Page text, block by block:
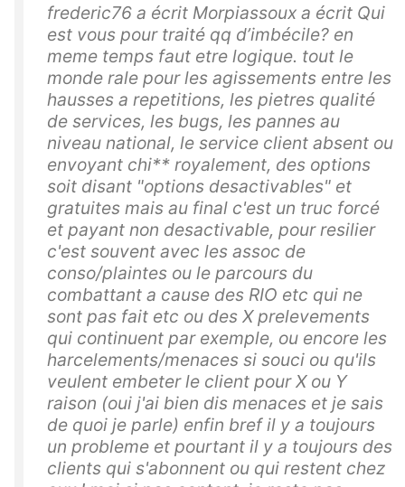
frederic76 a écrit Morpiassoux a écrit Qui
est vous pour traité qq d’imbécile? en
meme temps faut etre logique. tout le
monde rale pour les agissements entre les
hausses a repetitions, les pietres qualité
de services, les bugs, les pannes au
niveau national, le service client absent ou
envoyant chi** royalement, des options
soit disant "options desactivables" et
gratuites mais au final c'est un truc forcé
et payant non desactivable, pour resilier
c'est souvent avec les assoc de
conso/plaintes ou le parcours du
combattant a cause des RIO etc qui ne
sont pas fait etc ou des X prelevements
qui continuent par exemple, ou encore les
harcelements/menaces si souci ou qu'ils
veulent embeter le client pour X ou Y
raison (oui j'ai bien dis menaces et je sais
de quoi je parle) enfin bref il y a toujours
un probleme et pourtant il y a toujours des
clients qui s'abonnent ou qui restent chez